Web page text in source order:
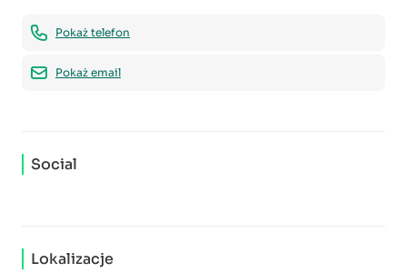
Pokaż telefon
Pokaż email
Social
Lokalizacje